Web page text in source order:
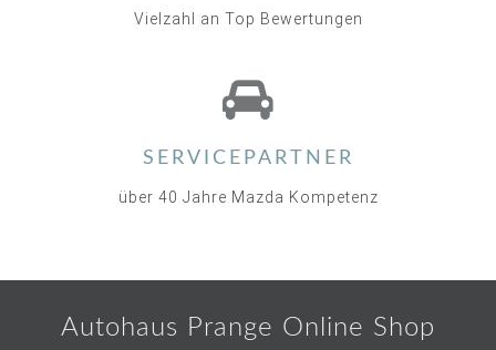
Vielzahl an Top Bewertungen
SERVICEPARTNER
über 40 Jahre Mazda Kompetenz
Autohaus Prange Online Shop